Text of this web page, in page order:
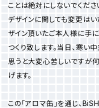
ことは絶対にしないでくださ
デザインに関しても変更は
ザイン頂いたご本人様に手
つくり致します。当日、寒い
思うと大変心苦しいですが
げます。
この「アロマ缶」を通じ、